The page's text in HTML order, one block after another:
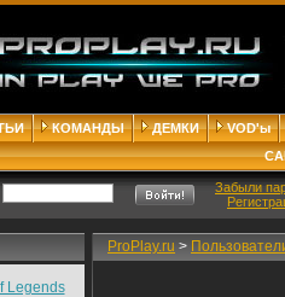
КОМАНДЫ ДЕМКИ
VOD'ы
Забыли
Legends
ProPlay.ru >